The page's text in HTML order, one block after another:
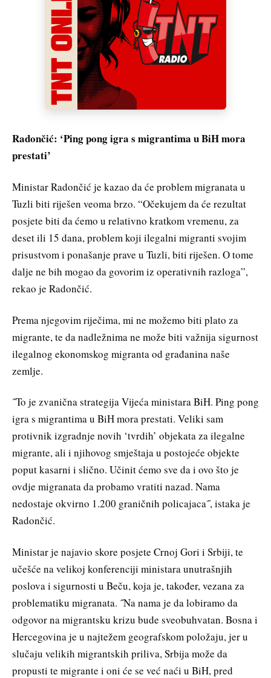
Radončić: ‘Ping pong igra s migrantima u BiH mora
prestati’
Ministar Radončić je kazao da će problem migranata u
Tuzli biti riješen veoma brzo. “Očekujem da će rezultat
posjete biti da ćemo u relativno kratkom vremenu, za
deset ili 15 dana, problem koji ilegalni migranti svojim
prisustvom i ponašanje prave u Tuzli, biti riješen. O tome
dalje ne bih mogao da govorim iz operativnih razloga”,
rekao je Radončić.
Prema njegovim riječima, mi ne možemo biti plato za
migrante, te da nadležnima ne može biti važnija sigurnost
ilegalnog ekonomskog migranta od građanina naše
zemlje.
˝To je zvanična strategija Vijeća ministara BiH. Ping pong
igra s migrantima u BiH mora prestati. Veliki sam
protivnik izgradnje novih ‘tvrdih’ objekata za ilegalne
migrante, ali i njihovog smještaja u postojeće objekte
poput kasarni i slično. Učinit ćemo sve da i ovo što je
ovdje migranata da probamo vratiti nazad. Nama
nedostaje okvirno 1.200 graničnih policajaca˝, istaka je
Radončić.
Ministar je najavio skore posjete Crnoj Gori i Srbiji, te
učešće na velikoj konferenciji ministara unutrašnjih
poslova i sigurnosti u Beču, koja je, također, vezana za
problematiku migranata. ˝Na nama je da lobiramo da
odgovor na migrantsku krizu bude sveobuhvatan. Bosna i
Hercegovina je u najtežem geografskom položaju, jer u
slučaju velikih migrantskih priliva, Srbija može da
propusti te migrante i oni će se već naći u BiH, pred